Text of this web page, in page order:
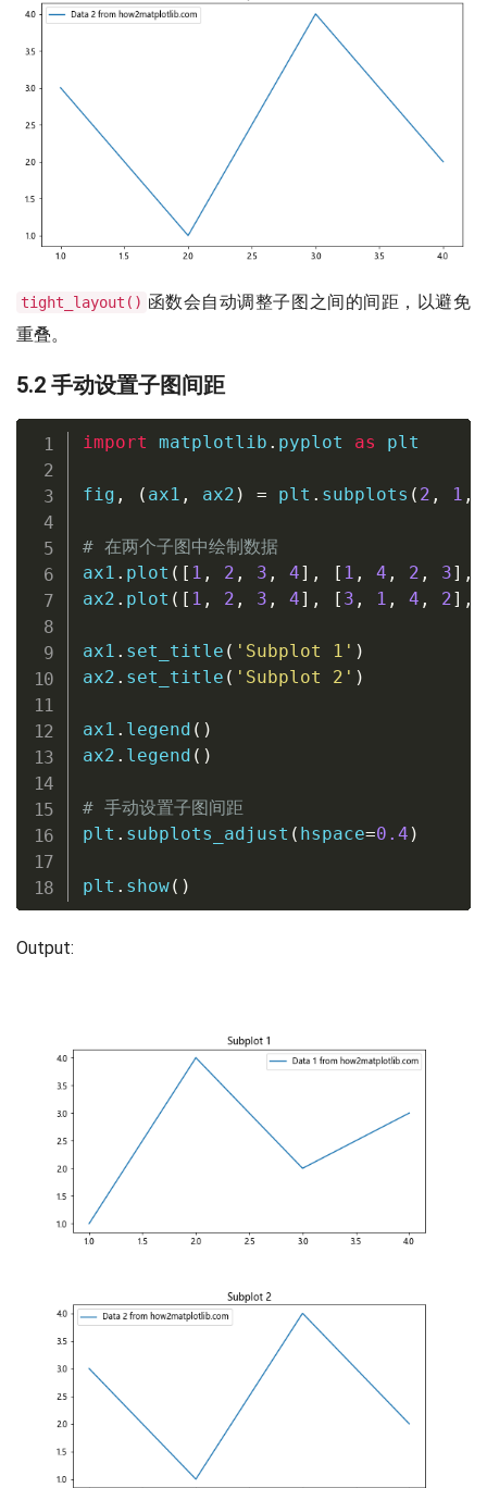
tight_layout() 函数会自动调整子图之间的间距，以避免
重叠。
5.2 手动设置子图间距
import matplotlib . pyplot as plt
fig , ( ax1 , ax2 ) = plt . subplots ( 2 , 1 ,
# 在两个子图中绘制数据
ax1 . plot ( [ 1 , 2 , 3 , 4] , [ 1 , 4 , 2 , 3] ,
ax2 . plot ( [ 1 , 2 , 3 , 4] , [ 3 , 1 , 4 , 2] ,
ax1 . set_title ( 'Subplot 1' )
ax2 . set_title ( 'Subplot 2' )
ax1 . legend ( )
ax2 . legend ( )
# 手动设置子图间距
plt . subplots_adjust ( hspace=0.4 )
plt . show( )
Output: